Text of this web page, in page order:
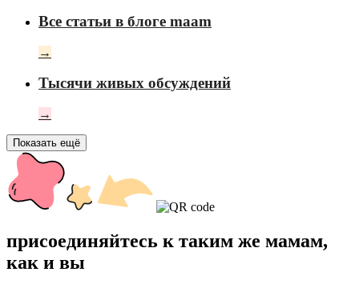
Все статьи в блоге maam
→
Тысячи живых обсуждений
→
Показать ещё
присоединяйтесь к таким же мамам,
как и вы